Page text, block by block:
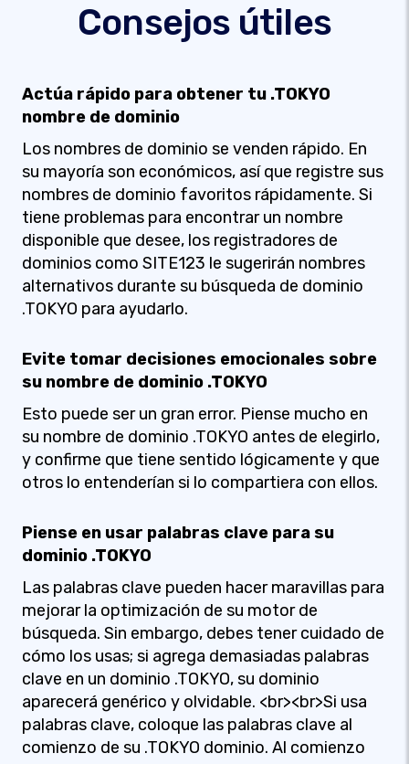
Consejos útiles
Actúa rápido para obtener tu .TOKYO
nombre de dominio
Los nombres de dominio se venden rápido. En
su mayoría son económicos, así que registre sus
nombres de dominio favoritos rápidamente. Si
tiene problemas para encontrar un nombre
disponible que desee, los registradores de
dominios como SITE123 le sugerirán nombres
alternativos durante su búsqueda de dominio
.TOKYO para ayudarlo.
Evite tomar decisiones emocionales sobre
su nombre de dominio .TOKYO
Esto puede ser un gran error. Piense mucho en
su nombre de dominio .TOKYO antes de elegirlo,
y confirme que tiene sentido lógicamente y que
otros lo entenderían si lo compartiera con ellos.
Piense en usar palabras clave para su
dominio .TOKYO
Las palabras clave pueden hacer maravillas para
mejorar la optimización de su motor de
búsqueda. Sin embargo, debes tener cuidado de
cómo los usas; si agrega demasiadas palabras
clave en un dominio .TOKYO, su dominio
aparecerá genérico y olvidable. <br><br>Si usa
palabras clave, coloque las palabras clave al
comienzo de su .TOKYO dominio. Al comienzo